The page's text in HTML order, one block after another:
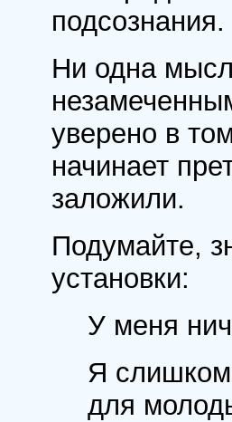
подсознания.
Ни одна
уверено в
начинает
заложили.
Подумайте,
установки:
У меня
Я слишком
для